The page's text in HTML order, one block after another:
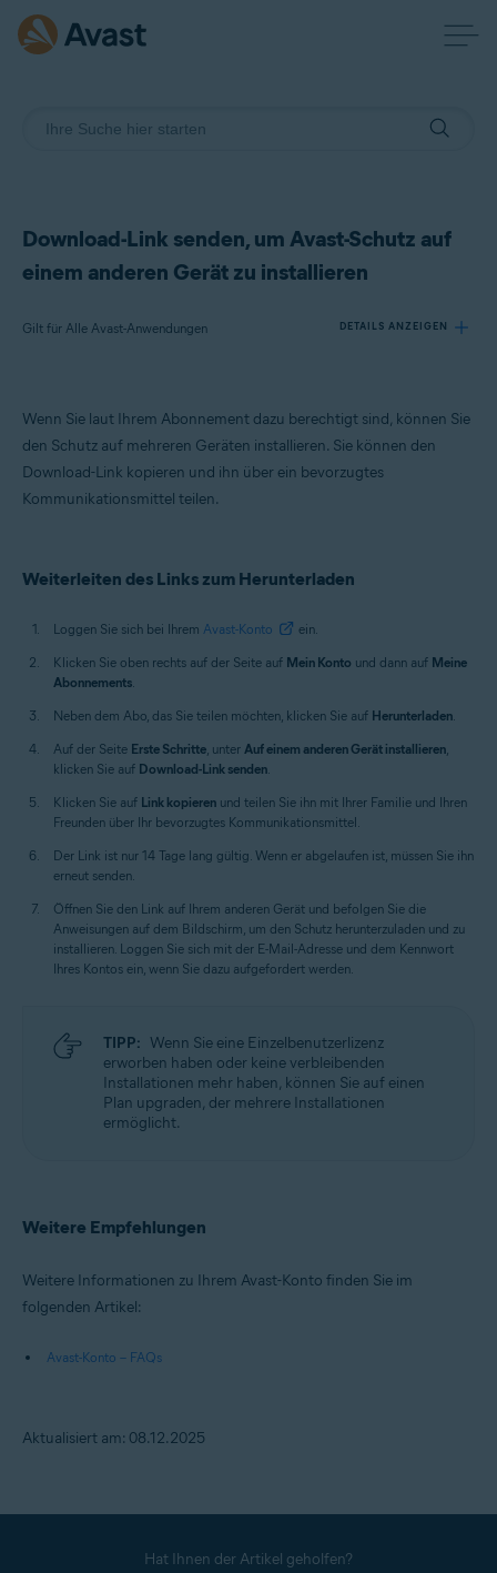
Download-Link senden, um Avast-Schutz auf
einem anderen Gerät zu installieren
Gilt für Alle Avast-Anwendungen DETAILS ANZEIGEN
Produkte:
Alle Avast-Anwendungen
Wenn Sie laut Ihrem Abonnement dazu berechtigt sind, können Sie
den Schutz auf mehreren Geräten installieren. Sie können den
Download-Link kopieren und ihn über ein bevorzugtes
Kommunikationsmittel teilen.
Weiterleiten des Links zum Herunterladen
Loggen Sie sich bei Ihrem Avast-Konto
ein.
Klicken Sie oben rechts auf der Seite auf Mein Konto und dann auf Meine
Abonnements.
Neben dem Abo, das Sie teilen möchten, klicken Sie auf Herunterladen.
Auf der Seite Erste Schritte, unter Auf einem anderen Gerät installieren,
klicken Sie auf Download-Link senden.
Klicken Sie auf Link kopieren und teilen Sie ihn mit Ihrer Familie und Ihren
Freunden über Ihr bevorzugtes Kommunikationsmittel.
Der Link ist nur 14 Tage lang gültig. Wenn er abgelaufen ist, müssen Sie ihn
erneut senden.
Öffnen Sie den Link auf Ihrem anderen Gerät und befolgen Sie die
Anweisungen auf dem Bildschirm, um den Schutz herunterzuladen und zu
installieren. Loggen Sie sich mit der E-Mail-Adresse und dem Kennwort
Ihres Kontos ein, wenn Sie dazu aufgefordert werden.
TIPP: Wenn Sie eine Einzelbenutzerlizenz
erworben haben oder keine verbleibenden
Installationen mehr haben, können Sie auf einen
Plan upgraden, der mehrere Installationen
ermöglicht.
Weitere Empfehlungen
Weitere Informationen zu Ihrem Avast-Konto finden Sie im
folgenden Artikel:
Avast-Konto – FAQs
Aktualisiert am: 08.12.2025
Hat Ihnen der Artikel geholfen?